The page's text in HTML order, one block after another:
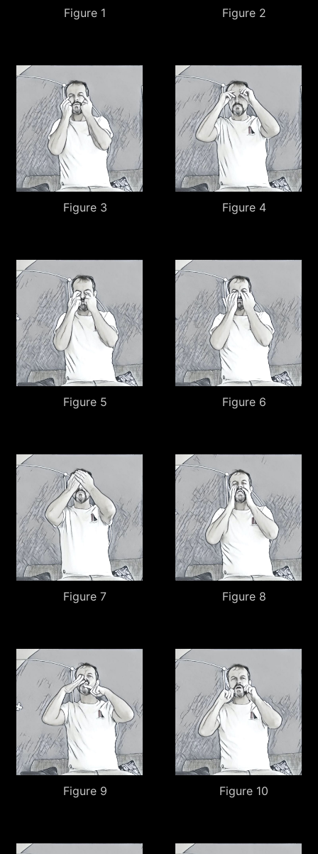
Figure 1 Figure 2
Figure 3 Figure 4
Figure 5 Figure 6
Figure 7 Figure 8
Figure 9 Figure 10